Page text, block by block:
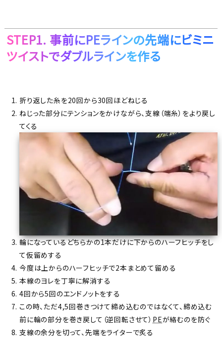
STEP1. 事前にPEラインの先端にビミニ
ツイストでダブルラインを作る
折り返した糸を20回から30回ほどねじる
ねじった部分にテンションをかけながら、支線（端糸）をより戻し
てくる
輪になっているどちらかの1本だけに下からのハーフヒッチをし
て仮留めする
今度は上からのハーフヒッチで2本まとめて留める
本線のヨレを丁寧に解消する
4回から5回のエンドノットをする
この時、ただ4,5回巻きつけて締め込むのではなくて、締め込む
前に輪の部分を巻き戻して（逆回転させて） PEが絡むのを防ぐ
支線の余分を切って、先端をライターで炙る